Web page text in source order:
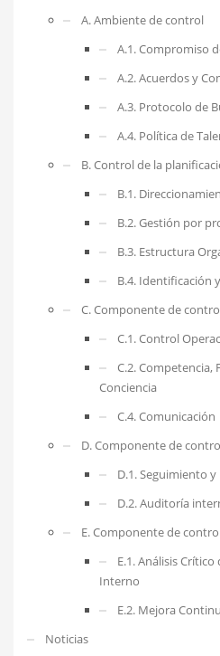
A. Ambiente de control
A.1. Compromiso
A.2. Acuerdos y
A.3. Protocolo de
A.4. Política de
B. Control de la
B.1.
B.2. Gestión por
B.3. Estructura
B.4. Identificación
C. Componente de
C.1. Control
C.2. Competencia,
Conciencia
C.4. Comunicación
D. Componente de
D.1. Seguimiento
D.2. Auditoría
E. Componente de
E.1. Análisis
Interno
E.2. Mejora
Noticias